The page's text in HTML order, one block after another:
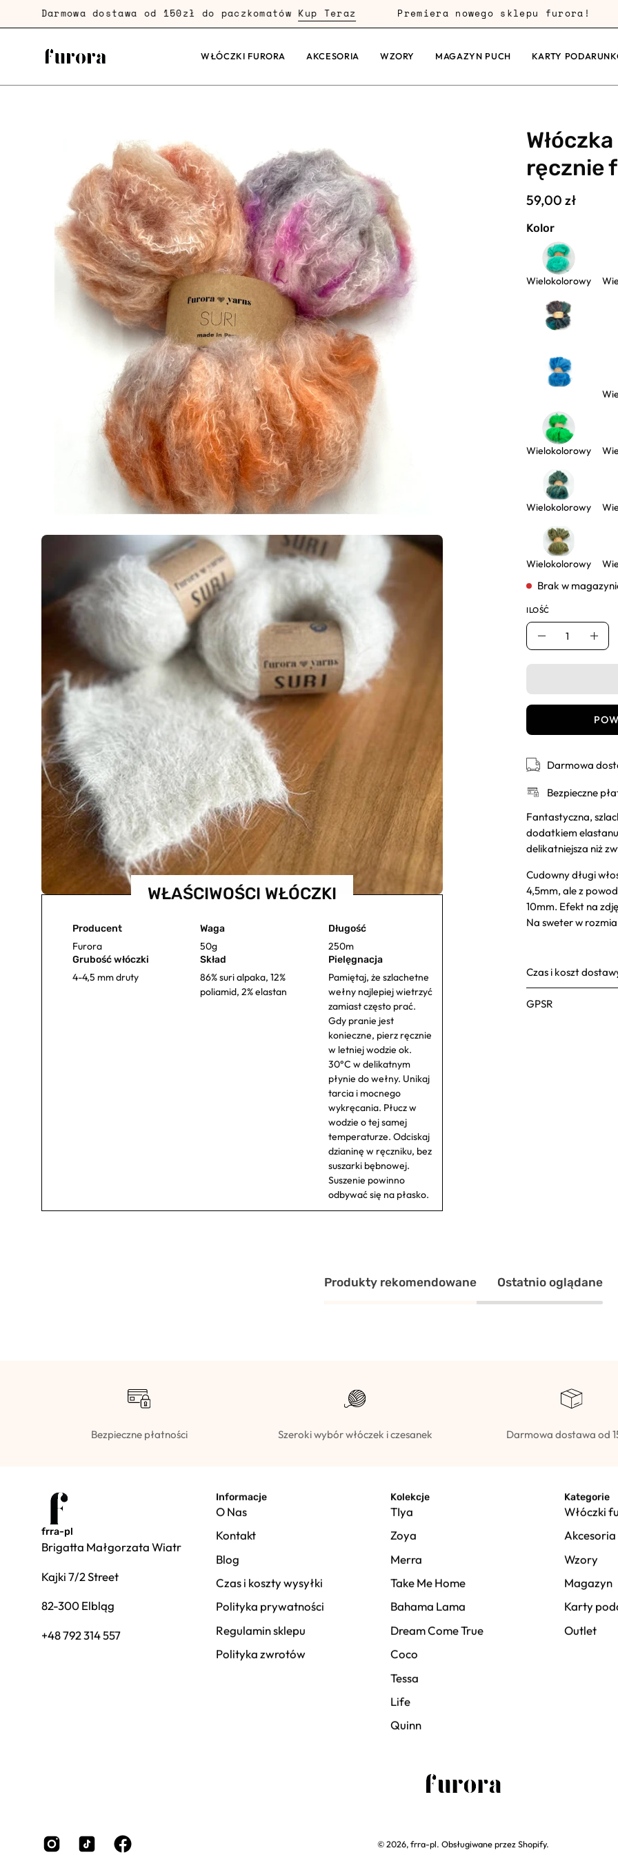
dalej
Darmowa dostawa od 150zł do paczkomatówKup Teraz Premiera nowego sklepu furora!
WŁÓCZKI FURORA AKCESORIA WZORY MAGAZYN PUCH KARTY
Powiększenie
WŁAŚCIWOŚCI WŁÓCZKI
Producent
Furora
Waga
50g
Długość
250m
Grubość włóczki
4-4,5 mm druty
Skład
86% suri alpaka, 12%
poliamid, 2% elastan
Pielęgnacja
Pamiętaj, że szlachetne
wełny najlepiej wietrzyć
zamiast często prać.
Gdy pranie jest
konieczne, pierz ręcznie
w letniej wodzie ok.
30°C w delikatnym
płynie do wełny. Unikaj
tarcia i mocnego
wykręcania. Płucz w
wodzie o tej samej
temperaturze. Odciskaj
dzianinę w ręczniku, bez
suszarki bębnowej.
Suszenie powinno
odbywać się na płasko.
ręcznie
59,00 zł
Kolor
Wielokolorowy
Wielokolorowy
Wielokolorowy
Wielokolorowy
Brak w
ILOŚĆ
Ilość
Darmowa
Bezpieczne
Fantastyczna,
dodatkiem
delikatniejsza niż
Cudowny długi
4,5mm, ale z
10mm. Efekt na
Na sweter w
Czas i koszt
GPSR
Produkty rekomendowane Ostatnio oglądane
Bezpieczne płatności Szeroki wybór włóczek i czesanek Darmowa dostawa od
frra-pl
Brigatta Małgorzata Wiatr
Kajki 7/2 Street
82-300 Elbląg
+48 792 314 557
Informacje
O Nas
Kontakt
Blog
Czas i koszty wysyłki
Polityka prywatności
Regulamin sklepu
Polityka zwrotów
Kolekcje
TIya
Zoya
Merra
Take Me Home
Bahama Lama
Dream Come True
Coco
Tessa
Life
Quinn
Kategorie
Włóczki
Akcesoria
Wzory
Magazyn
Karty
Outlet
© 2026,frra-pl. Obsługiwane przezShopify.